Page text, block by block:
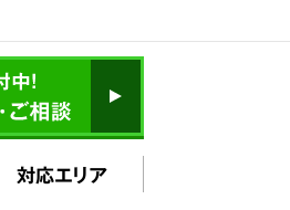
対応エリア